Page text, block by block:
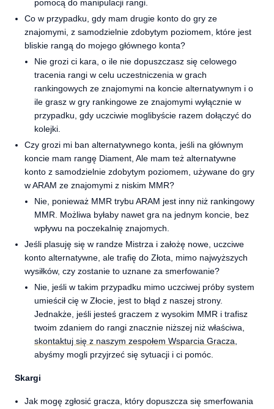
pomocą do manipulacji rangi.
Co w przypadku, gdy mam drugie konto do gry ze
znajomymi, z samodzielnie zdobytym poziomem, które jest
bliskie rangą do mojego głównego konta?
Nie grozi ci kara, o ile nie dopuszczasz się celowego
tracenia rangi w celu uczestniczenia w grach
rankingowych ze znajomymi na koncie alternatywnym i o
ile grasz w gry rankingowe ze znajomymi wyłącznie w
przypadku, gdy uczciwie moglibyście razem dołączyć do
kolejki.
Czy grozi mi ban alternatywnego konta, jeśli na głównym
koncie mam rangę Diament, Ale mam też alternatywne
konto z samodzielnie zdobytym poziomem, używane do gry
w ARAM ze znajomymi z niskim MMR?
Nie, ponieważ MMR trybu ARAM jest inny niż rankingowy
MMR. Możliwa byłaby nawet gra na jednym koncie, bez
wpływu na poczekalnię znajomych.
Jeśli plasuję się w randze Mistrza i założę nowe, uczciwe
konto alternatywne, ale trafię do Złota, mimo najwyższych
wysiłków, czy zostanie to uznane za smerfowanie?
Nie, jeśli w takim przypadku mimo uczciwej próby system
umieścił cię w Złocie, jest to błąd z naszej strony.
Jednakże, jeśli jesteś graczem z wysokim MMR i trafisz
twoim zdaniem do rangi znacznie niższej niż właściwa,
skontaktuj się z naszym zespołem Wsparcia Gracza
abyśmy mogli przyjrzeć się sytuacji i ci pomóc.
Skargi
Jak mogę zgłosić gracza, który dopuszcza się smerfowania